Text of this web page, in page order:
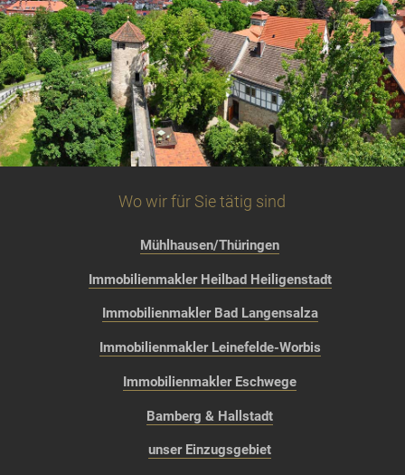
Wo wir für Sie tätig sind
Mühlhausen/Thüringen
Immobilienmakler Heilbad Heiligenstadt
Immobilienmakler Bad Langensalza
Immobilienmakler Leinefelde-Worbis
Immobilienmakler Eschwege
Bamberg & Hallstadt
unser Einzugsgebiet